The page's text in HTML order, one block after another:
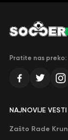
Pratite nas preko:
NAJNOVIJE VESTI